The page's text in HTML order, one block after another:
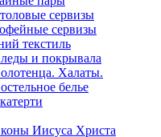
сервизы
сервизы
текстиль
и покрывала
Халаты.
белье
Иисуса Христа